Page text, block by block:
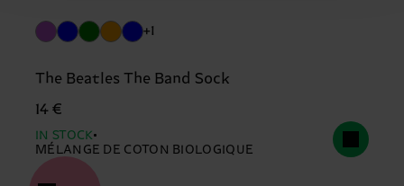
+1
The Beatles The Band Sock
14 €
IN STOCK
MÉLANGE DE COTON BIOLOGIQUE